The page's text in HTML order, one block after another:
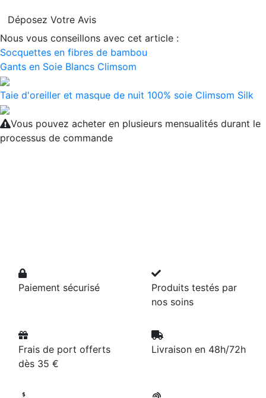
Déposez Votre Avis
Nous vous conseillons avec cet article :
Socquettes en fibres de bambou
Gants en Soie Blancs Climsom
Taie d'oreiller et masque de nuit 100% soie Climsom Silk
Vous pouvez acheter en plusieurs mensualités durant le
processus de commande
Paiement sécurisé
Produits testés par
nos soins
Frais de port offerts
dès 35 €
Livraison en 48h/72h